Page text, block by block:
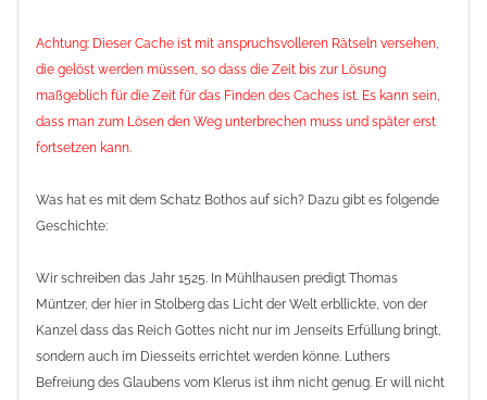
Achtung: Dieser Cache ist mit anspruchsvolleren Rätseln versehen,
die gelöst werden müssen, so dass die Zeit bis zur Lösung
maßgeblich für die Zeit für das Finden des Caches ist. Es kann sein,
dass man zum Lösen den Weg unterbrechen muss und später erst
fortsetzen kann.
Was hat es mit dem Schatz Bothos auf sich? Dazu gibt es folgende
Geschichte:
Wir schreiben das Jahr 1525. In Mühlhausen predigt Thomas
Müntzer, der hier in Stolberg das Licht der Welt erbllickte, von der
Kanzel dass das Reich Gottes nicht nur im Jenseits Erfüllung bringt,
sondern auch im Diesseits errichtet werden könne. Luthers
Befreiung des Glaubens vom Klerus ist ihm nicht genug. Er will nicht